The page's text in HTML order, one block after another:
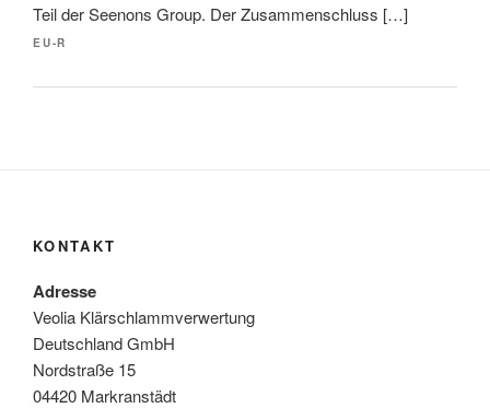
Teil der Seenons Group. Der Zusammenschluss […]
EU-R
KONTAKT
Adresse
Veolia Klärschlammverwertung
Deutschland GmbH
Nordstraße 15
04420 Markranstädt